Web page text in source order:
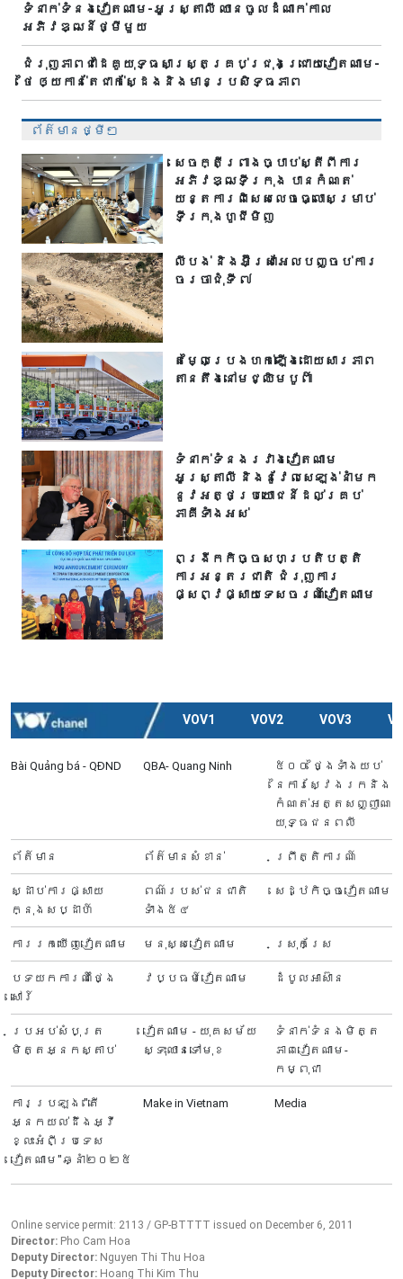
ទំនាក់ទំនងវៀតណាម-អូស្ត្រាលី ឈាន​ចូលដំណាក់កាល
អភិវឌ្ឍន៍ថ្មីមួយ
ជំរុញភាពជាដៃគូយុទ្ធសាស្ត្រគ្រប់ជ្រុងជ្រោយវៀតណាម-
ថៃ ឲ្យកាន់តែជាក់ស្ដែងនិងមានប្រសិទ្ធភាព
ព័ត៌មានថ្មីៗ
សេចក្តីព្រាងច្បាប់ស្តីពីការ
អភិវឌ្ឍទីក្រុង បាន​កំណត់
យន្តការពិសេសលេចធ្លោសម្រាប់
ទីក្រុងហូជីមិញ
លីបង់ និងអ៊ីស្រាអែលបញ្ចប់ការ
ចរចាជុំទី ៧​
តម្លៃប្រេងហក់ឡើងដោយសារភាព
តានតឹងនៅមជ្ឈិមបូព៌ា
ទំនាក់ទំនងរវាងវៀតណាម
អូស្ត្រាលី និងនូវែលសេឡង់នាំមក
នូវអត្ថប្រយោជន៍ដល់គ្រប់
ភាគីទាំងអស់
ពង្រីកកិច្ចសហប្រតិបត្តិ
ការអន្តរជាតិ ជំរុញការ
ផ្សព្វផ្សាយទេសចរណ៍វៀតណាម
VOV1 VOV2 VOV3
Bài Quảng bá - QĐND QBA- Quang Ninh
៥០០ ថ្ងៃទាំងយប់
នៃការស្វែងរកនិង
កំណត់អត្តសញ្ញាណ
យុទ្ធជនពលី
ព័ត៍មាន ព័ត៌មានសំខាន់ ព្រឹត្តិការណ៍
ស្ដាប់ការផ្សាយ
ក្នុងសប្ដាហ៍
ពណ៌របស់ជនជាតិ
ទាំង៥៤
សេដ្ឋកិច្ចវៀតណាម
ការរកឃើញវៀតណាម មនុស្សវៀតណាម ស្រុកស្រែ
បទយកការណ៍ថ្ងៃ
សៅរ៍
វប្បធម៍វៀតណាម ដំបូលអាស៊ាន
ប្រអប់សំបុត្រ
មិត្តអ្នកស្តាប់
វៀតណាម - យុគសម័យ
ស្ទុះឈានទៅមុខ
ទំនាក់ទំនងមិត្ត
ភាពវៀតណាម-
កម្ពុជា
ការប្រឡង "តើ
អ្នក​យល់ដឹងអ្វី
ខ្លះអំពីប្រទេស​
វៀតណាម"ឆ្នាំ២០២៥
Make in Vietnam Media
Online service permit: 2113 / GP-BTTTT issued on December 6, 2011
Director: Pho Cam Hoa
Deputy Director: Nguyen Thi Thu Hoa
Deputy Director: Hoang Thi Kim Thu